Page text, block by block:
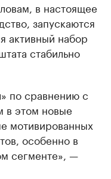
в настоящее
запускаются
активный набор
стабильно
по сравнению с
этом новые
мотивированных
особенно в
сегменте», —